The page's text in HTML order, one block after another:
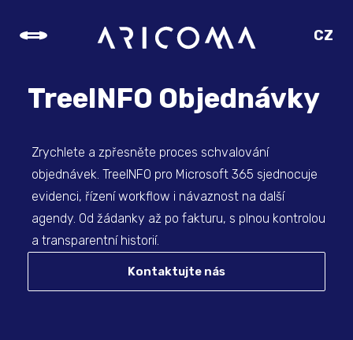
CZ
DE
TreeINFO Objednávky
Zrychlete a zpřesněte proces schvalování
objednávek. TreeINFO pro Microsoft 365 sjednocuje
evidenci, řízení workflow i návaznost na další
agendy. Od žádanky až po fakturu, s plnou kontrolou
a transparentní historií.
Kontaktujte nás